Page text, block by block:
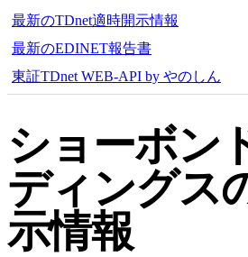
最新のTDnet適時開示情報
最新のEDINET報告書
東証TDnet WEB-API by やのしん
ショーボン
ディングス
示情報